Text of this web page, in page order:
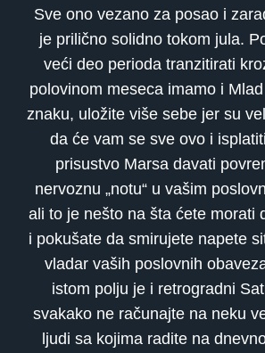
Sve ono vezano za posao i
je prilično solidno tokom jula.
veći deo perioda tranzitirati
polovinom meseca imamo i
znaku, uložite više sebe jer su
da će vam se sve ovo i
prisustvo Marsa davati
nervoznu „notu“ u vašim
ali to je nešto na šta ćete morati
i pokušate da smirujete napete
vladar vaših poslovnih
istom polju je i retrogradni
svakako ne računajte na neku
ljudi sa kojima radite na